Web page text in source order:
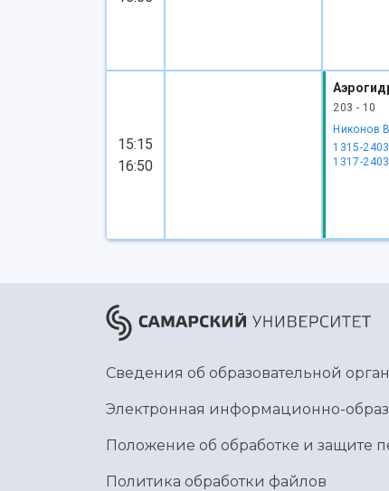
15:15
16:50
203 - 10
Никонов
1315-
1317-
Сведения об образовательной
Электронная информационно-
Положение об обработке и защите
Политика обработки файлов